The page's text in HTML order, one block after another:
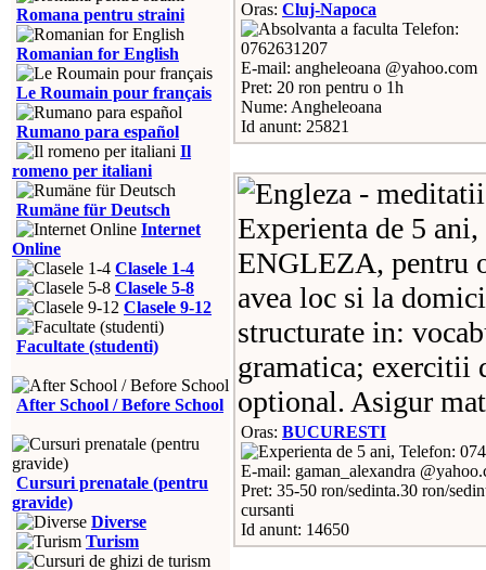
Romana pentru straini
Romanian for English
Le Roumain pour français
Rumano para español
Il
romeno per italiani
Rumäne für Deutsch
Internet
Online
Clasele 1-4
Clasele 5-8
Clasele 9-12
Facultate (studenti)
After School / Before School
Cursuri prenatale (pentru
gravide)
Diverse
Turism
Oras: Cluj-Napoca
Telefon:
0762631207
E-mail: angheleoana @yahoo.com
Pret: 20 ron pentru o 1h
Nume: Angheleoana
Id anunt: 25821
Experienta de 5
ENGLEZA, pentru
avea loc si la
structurate in:
gramatica; exercitii
optional. Asigur
Oras: BUCURESTI
Telefon:
E-mail: gaman_alexandra
Pret: 35-50 ron/sedinta.30 ron/
cursanti
Id anunt: 14650